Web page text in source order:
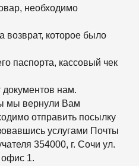
необходимо
возврат, которое было
паспорта, кассовый чек
документов нам.
мы вернули Вам
отправить посылку
услугами Почты
354000, г. Сочи ул.
1.